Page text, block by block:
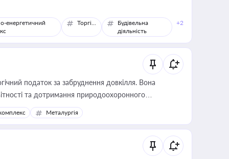
енергетичний
Торгівля
Будівельна
діяльність
+2
податок за забруднення довкілля. Вона
та дотримання природоохоронного
Металургія